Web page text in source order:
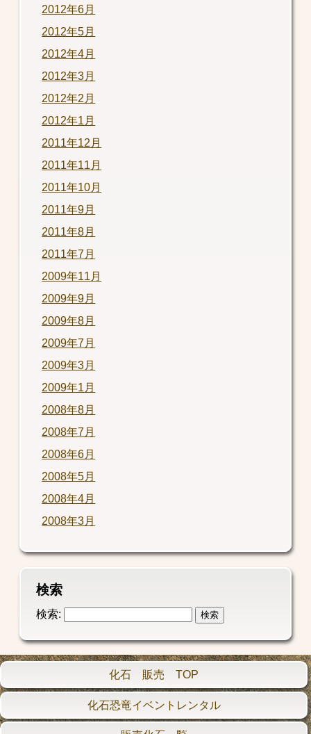
2012年6月
2012年5月
2012年4月
2012年3月
2012年2月
2012年1月
2011年12月
2011年11月
2011年10月
2011年9月
2011年8月
2011年7月
2009年11月
2009年9月
2009年8月
2009年7月
2009年3月
2009年1月
2008年8月
2008年7月
2008年6月
2008年5月
2008年4月
2008年3月
検索
検索:
化石 販売 TOP
化石恐竜イベントレンタル